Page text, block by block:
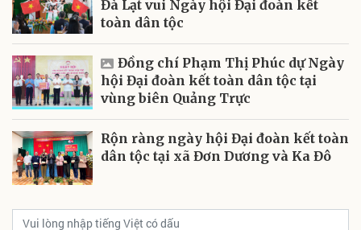
Đà Lạt vui Ngày hội Đại đoàn kết
toàn dân tộc
Đồng chí Phạm Thị Phúc dự Ngày
hội Đại đoàn kết toàn dân tộc tại
vùng biên Quảng Trực
Rộn ràng ngày hội Đại đoàn kết toàn
dân tộc tại xã Đơn Dương và Ka Đô